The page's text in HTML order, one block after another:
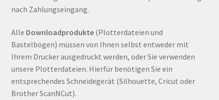
nach Zahlungseingang.
Alle Downloadprodukte(Plotterdateien und
Bastelbögen) müssen von Ihnen selbst entweder mit
Ihrem Drucker ausgedruckt werden, oder Sie verwenden
unsere Plotterdateien. Hierfür benötigen Sie ein
entsprechendes Schneidegerät (Silhouette, Cricut oder
Brother ScanNCut).